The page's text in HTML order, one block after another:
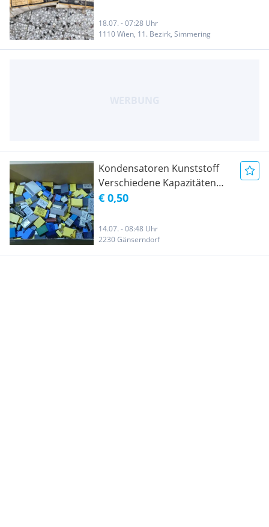
18.07. - 07:28 Uhr
1110 Wien, 11. Bezirk, Simmering
Kondensatoren Kunststoff
Verschiedene Kapazitäten
und Spannungen
€ 0,50
14.07. - 08:48 Uhr
2230 Gänserndorf